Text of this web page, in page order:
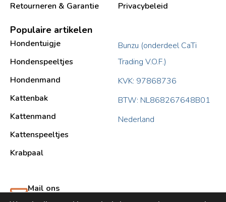
Retourneren & Garantie
Privacybeleid
Populaire artikelen
Hondentuigje
Hondenspeeltjes
Hondenmand
Kattenbak
Kattenmand
Kattenspeeltjes
Krabpaal​
Bunzu (onderdeel CaTi
Trading V.O.F.)
KVK: 97868736
BTW: NL868267648B01
Nederland
Mail ons
support@bunzu.nl